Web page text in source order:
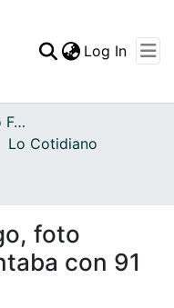
Statistics
Log In
Archivo del Patrimonio Fotográfico y Fílmico del Valle del Cauca
Lo Cotidiano
foto
con 91